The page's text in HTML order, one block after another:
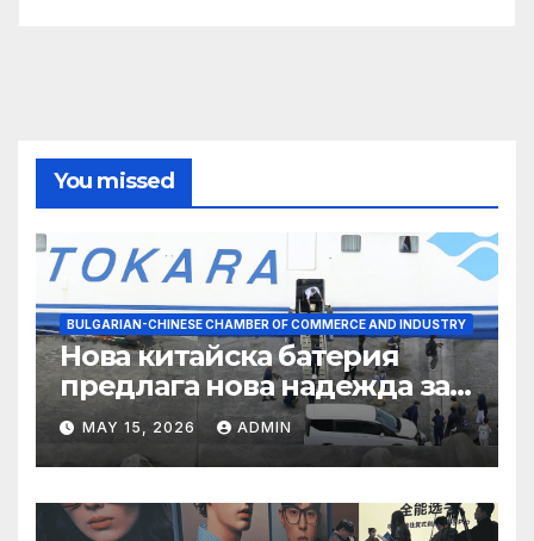
You missed
BULGARIAN-CHINESE CHAMBER OF COMMERCE AND INDUSTRY
Нова китайска батерия
предлага нова надежда за
съхранение на водород
MAY 15, 2026 ADMIN